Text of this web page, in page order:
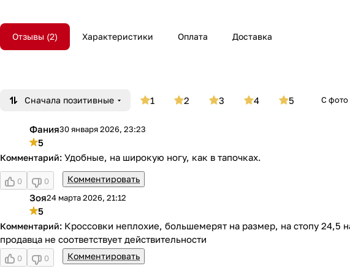
Отзывы 2 Характеристики Оплата Доставка
Сначала позитивные 1 2 3 4 5 С фото
Фания30 января 2026, 23:23
5
Удобные, на широкую ногу, как в тапочках.
0 0 Комментировать
Зоя24 марта 2026, 21:12
5
Кроссовки неплохие, большемерят на размер, на стопу 24,5
продавца не соответствует действительности
0 0 Комментировать